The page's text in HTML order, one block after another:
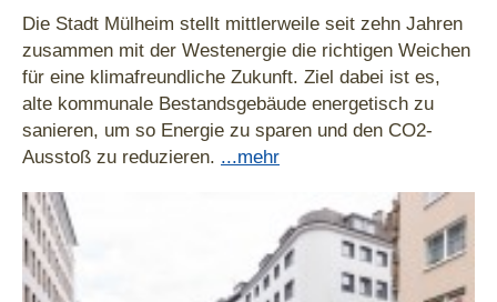
Die Stadt Mülheim stellt mittlerweile seit zehn Jahren
zusammen mit der Westenergie die richtigen Weichen
für eine klimafreundliche Zukunft. Ziel dabei ist es,
alte kommunale Bestandsgebäude energetisch zu
sanieren, um so Energie zu sparen und den CO2-
Ausstoß zu reduzieren. ...mehr